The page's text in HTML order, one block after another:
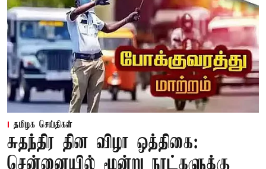
தமிழக செய்திகள்
சுதந்திர தின விழா ஒத்திகை:
சென்னையில் மூன்று நாட்களுக்கு